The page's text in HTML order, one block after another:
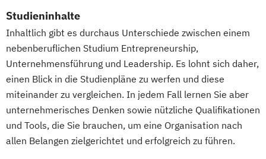
Studieninhalte
Inhaltlich gibt es durchaus Unterschiede zwischen einem
nebenberuflichen Studium Entrepreneurship,
Unternehmensführung und Leadership. Es lohnt sich daher,
einen Blick in die Studienpläne zu werfen und diese
miteinander zu vergleichen. In jedem Fall lernen Sie aber
unternehmerisches Denken sowie nützliche Qualifikationen
und Tools, die Sie brauchen, um eine Organisation nach
allen Belangen zielgerichtet und erfolgreich zu führen.